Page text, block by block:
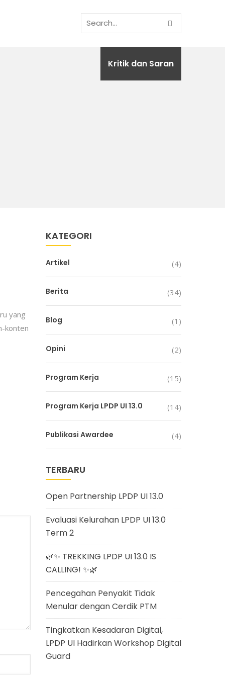
Kritik dan Saran
yang
konten
KATEGORI
Artikel (4)
Berita (34)
Blog (1)
Opini (2)
Program Kerja (15)
Program Kerja LPDP UI 13.0 (14)
Publikasi Awardee (4)
TERBARU
Open Partnership LPDP UI 13.0
Evaluasi Kelurahan LPDP UI 13.0
Term 2
🌿✨ TREKKING LPDP UI 13.0 IS
CALLING! ✨🌿
Pencegahan Penyakit Tidak
Menular dengan Cerdik PTM
Tingkatkan Kesadaran Digital,
LPDP UI Hadirkan Workshop Digital
Guard